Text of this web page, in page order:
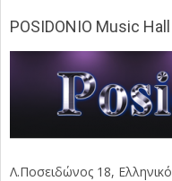
POSIDONIO Music Hall
Λ.Ποσειδώνος 18, Ελληνικό